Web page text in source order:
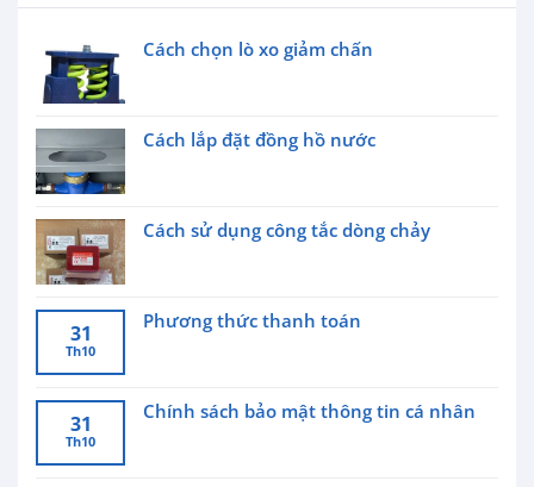
Cách chọn lò xo giảm chấn
Cách lắp đặt đồng hồ nước
Cách sử dụng công tắc dòng chảy
31
Th10
Phương thức thanh toán
31
Th10
Chính sách bảo mật thông tin cá nhân